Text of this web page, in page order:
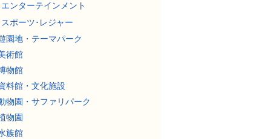
エンターテインメント
スポーツ･レジャー
園地・テーマパーク
術館
物館
料館・文化施設
物園・サファリパーク
物園
族館